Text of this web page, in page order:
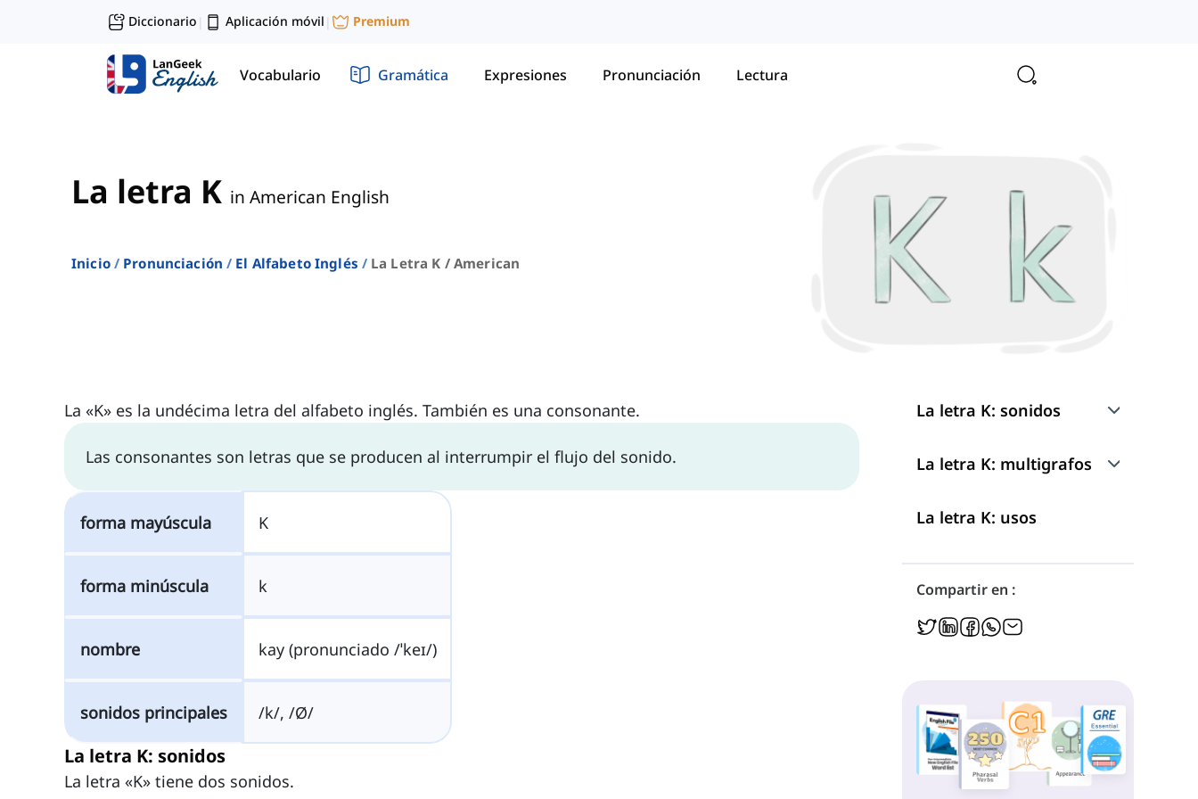
Diccionario | Aplicación móvil | Premium
Vocabulario Gramática Expresiones Pronunciación Lectura
La letra K in American English
Inicio Pronunciación El Alfabeto Inglés La Letra K / American
La «K» es la undécima letra del alfabeto inglés. También es una consonante.
Las consonantes son letras que se producen al interrumpir el flujo del sonido.
forma mayúscula K
forma minúscula k
nombre kay (pronunciado /ˈkeɪ/)
sonidos principales /k/, /Ø/
La letra K: sonidos
La letra «K» tiene dos sonidos.
La letra K: sonidos
Sonido 1: /k/
Sonido 2: /Ø/
La letra K: multigrafos
ck
nk
La letra K: usos
Compartir en :